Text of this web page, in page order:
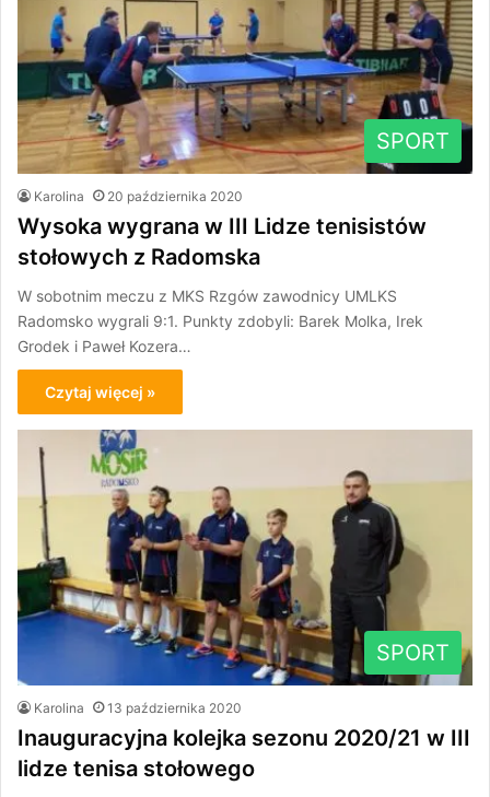
SPORT
Karolina 20 października 2020
Wysoka wygrana w III Lidze tenisistów
stołowych z Radomska
W sobotnim meczu z MKS Rzgów zawodnicy UMLKS
Radomsko wygrali 9:1. Punkty zdobyli: Barek Molka, Irek
Grodek i Paweł Kozera…
Czytaj więcej »
SPORT
Karolina 13 października 2020
Inauguracyjna kolejka sezonu 2020/21 w III
lidze tenisa stołowego